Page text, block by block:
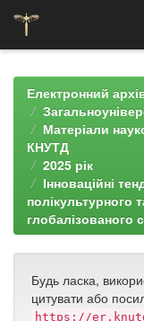
navigationЕлектронний
Матеріали
КНУТД
2025 рік
Інноваційні
полікультурного
глобалізованого
Будь ласка,
цитувати або
https://